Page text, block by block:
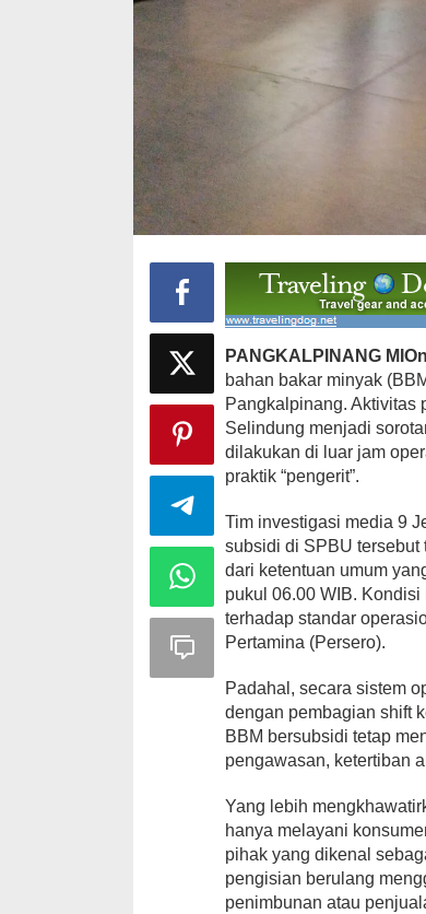
PANGKALPINANG
bahan bakar minyak
Pangkalpinang. Aktivitas
Selindung menjadi
dilakukan di luar jam
praktik “pengerit”.
Tim investigasi media 9
subsidi di SPBU tersebut
dari ketentuan umum
pukul 06.00 WIB.
terhadap standar
Pertamina (Persero).
Padahal, secara sistem
dengan pembagian shift
BBM bersubsidi tetap
pengawasan, ketertiban
Yang lebih
hanya melayani
pihak yang dikenal
pengisian berulang
penimbunan atau
Ini Dia Hubungan Partai Garuda
dengan Gerindra
Februari 19, 2018 Di Berita,